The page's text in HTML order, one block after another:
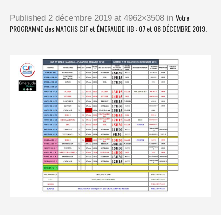
Published 2 décembre 2019 at 4962×3508 in Votre
PROGRAMME des MATCHS CJF et ÉMERAUDE HB : 07 et 08 DÉCEMBRE 2019.